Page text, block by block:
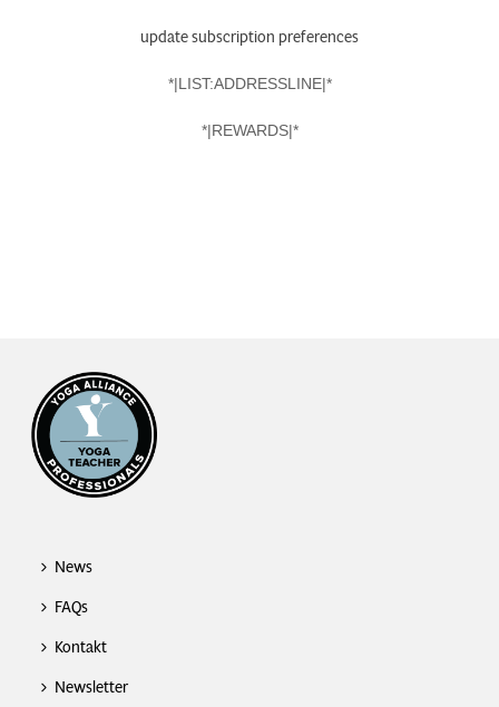
update subscription preferences
*|LIST:ADDRESSLINE|*
*|REWARDS|*
News
FAQs
Kontakt
Newsletter